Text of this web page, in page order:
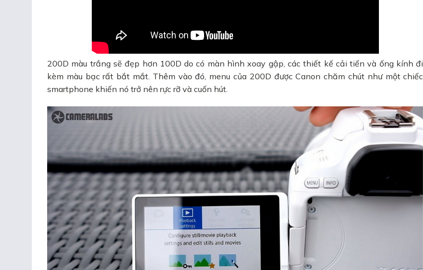
200D màu trắng sẽ đẹp hơn 100D do có màn hình xoay gập, các thiết kế cải tiến và ống kính đi
kèm màu bạc rất bắt mắt. Thêm vào đó, menu của 200D được Canon chăm chút như một chiếc
smartphone khiến nó trở nên rực rỡ và cuốn hút.